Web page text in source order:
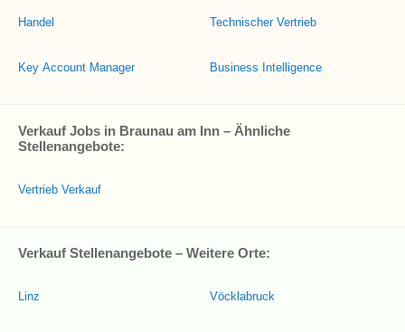
Handel
Key Account Manager
Technischer Vertrieb
Business Intelligence
Verkauf Jobs in Braunau am Inn – Ähnliche
Stellenangebote:
Vertrieb Verkauf
Verkauf Stellenangebote – Weitere Orte:
Linz Vöcklabruck